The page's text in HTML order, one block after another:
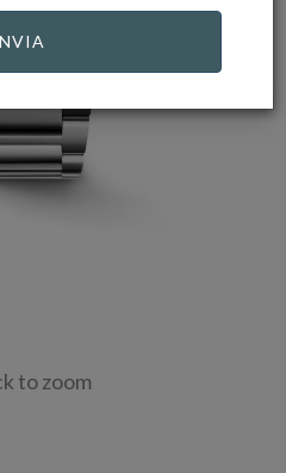
to zoom